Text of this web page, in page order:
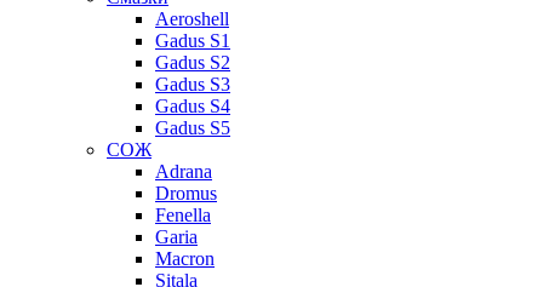
Aeroshell
Gadus S1
Gadus S2
Gadus S3
Gadus S4
Gadus S5
СОЖ
Adrana
Dromus
Fenella
Garia
Macron
Sitala